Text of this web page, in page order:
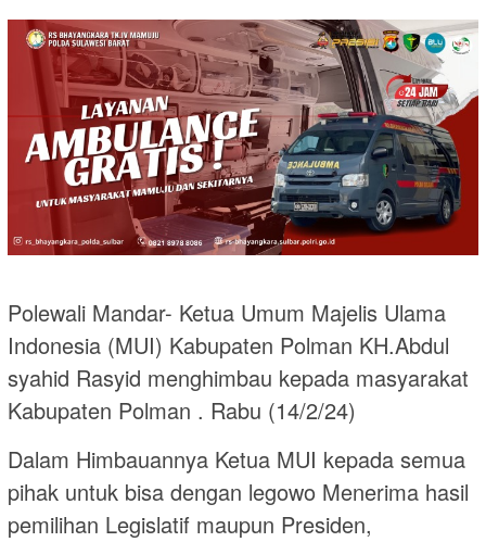
Polewali Mandar- Ketua Umum Majelis Ulama
Indonesia (MUI) Kabupaten Polman KH.Abdul
syahid Rasyid menghimbau kepada masyarakat
Kabupaten Polman . Rabu (14/2/24)
Dalam Himbauannya Ketua MUI kepada semua
pihak untuk bisa dengan legowo Menerima hasil
pemilihan Legislatif maupun Presiden,